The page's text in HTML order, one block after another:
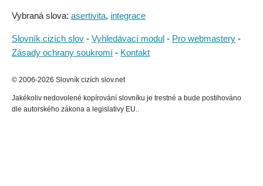
Vybraná slova: asertivita, integrace
Slovník cizích slov - Vyhledávací modul - Pro webmastery -
Zásady ochrany soukromí - Kontakt
© 2006-2026 Slovník cizích slov.net
Jakékoliv nedovolené kopírování slovníku je trestné a bude postihováno
dle autorského zákona a legislativy EU..